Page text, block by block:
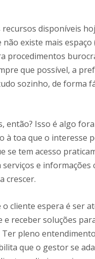
disponíveis
existe mais espaço
procedimentos
que possível, a
sozinho, de forma
então? Isso é algo
à toa que o interesse
se tem acesso
e informações
crescer.
o cliente espera é ser
e receber soluções
Ter pleno
que o gestor se